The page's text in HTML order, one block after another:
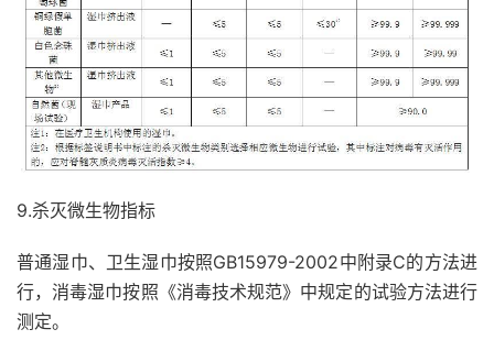
9.杀灭微生物指标
普通湿巾、卫生湿巾按照GB15979-2002中附录C的方法进
行，消毒湿巾按照《消毒技术规范》中规定的试验方法进行
测定。